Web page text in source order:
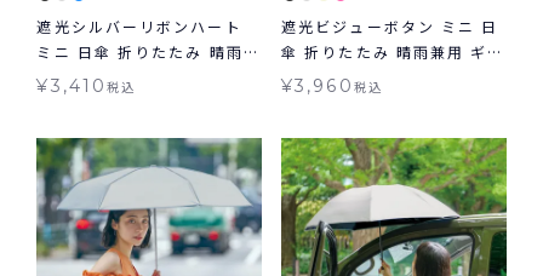
遮光シルバーリボンハート
ミニ 日傘 折りたたみ 晴雨兼
用 ギフト対象 Wpc.
¥3,410税込
遮光ビジューボタン ミニ 日
傘 折りたたみ 晴雨兼用 ギフ
ト対象 Wpc.
¥3,960 税込